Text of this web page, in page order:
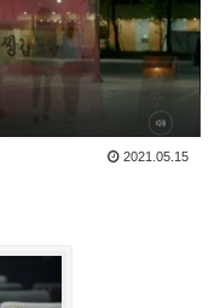
2021.05.15